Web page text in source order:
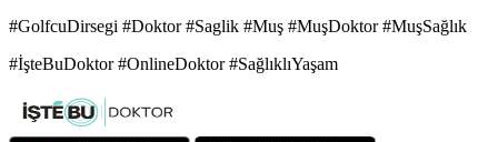
#GolfcuDirsegi #Doktor #Saglik #Muş #MuşDoktor #MuşSağlık
#İşteBuDoktor #OnlineDoktor #SağlıklıYaşam